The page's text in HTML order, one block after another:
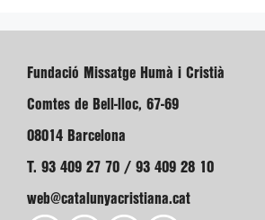
Fundació Missatge Humà i Cristià
Comtes de Bell-lloc, 67-69
08014 Barcelona
T. 93 409 27 70 / 93 409 28 10
web@catalunyacristiana.cat